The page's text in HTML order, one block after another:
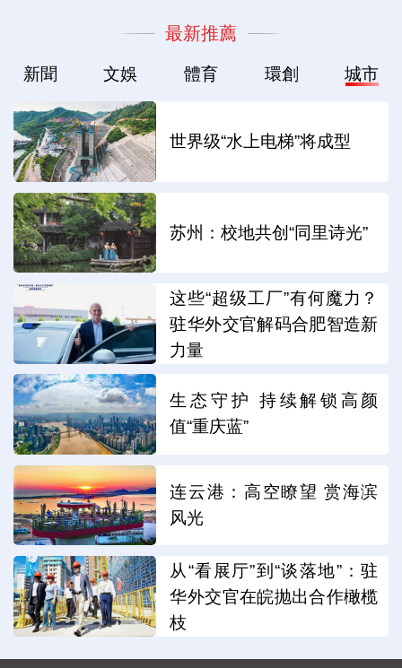
最新推薦
新聞 文娛 體育 環創 城市
世界级“水上电梯”将成型
苏州：校地共创“同里诗光”
这些“超级工厂”有何魔力？
驻华外交官解码合肥智造新
力量
生态守护 持续解锁高颜
值“重庆蓝”
连云港：高空瞭望 赏海滨
风光
从“看展厅”到“谈落地”：驻
华外交官在皖抛出合作橄榄
枝